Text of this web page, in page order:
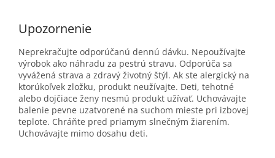
Upozornenie
Neprekračujte odporúčanú dennú dávku. Nepoužívajte
výrobok ako náhradu za pestrú stravu. Odporúča sa
vyvážená strava a zdravý životný štýl. Ak ste alergický na
ktorúkoľvek zložku, produkt neužívajte. Deti, tehotné
alebo dojčiace ženy nesmú produkt užívať. Uchovávajte
balenie pevne uzatvorené na suchom mieste pri izbovej
teplote. Chráňte pred priamym slnečným žiarením.
Uchovávajte mimo dosahu deti.